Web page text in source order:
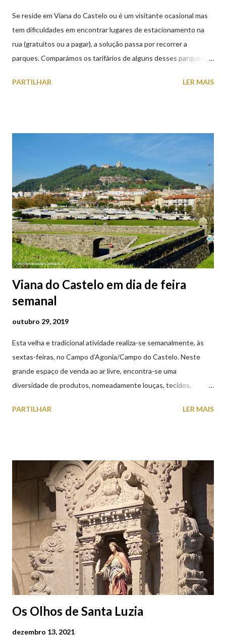
Se reside em Viana do Castelo ou é um visitante ocasional mas
tem dificuldades em encontrar lugares de estacionamento na
rua (gratuitos ou a pagar), a solução passa por recorrer a
parques. Comparámos os tarifários de alguns desses parques de
subterrâneos) perto do centro da cidade (entenda-se por
subterrâneos. O Parque da Estação Viana Shopping é grátis de
2ª a 5ª feira a partir das 20:00 (DIAS ÚTEIS)
PARTILHAR LER MAIS
Viana do Castelo em dia de feira
semanal
outubro 29, 2019
Esta velha e tradicional atividade realiza-se semanalmente, às
sextas-feiras, no Campo d’Agonia/Campo do Castelo. Neste
grande espaço de venda ao ar livre, encontra-se uma
diversidade de produtos, nomeadamente louças, tecidos,
cobres entre muitos outros. Horário de funcionamento | Verão
(2019.10.25) Feira Semanal em Viana do Castelo (2019.10.25)
Feira Semanal em Viana do Castelo (2019.10.25) Feira Semanal
em Viana do Castelo (2019.10.25) Feira Semanal em Viana do
Castelo (2019.10.25) Feira Semanal em Viana do Castelo
(2019.10.25)
PARTILHAR LER MAIS
Os Olhos de Santa Luzia
dezembro 13, 2021